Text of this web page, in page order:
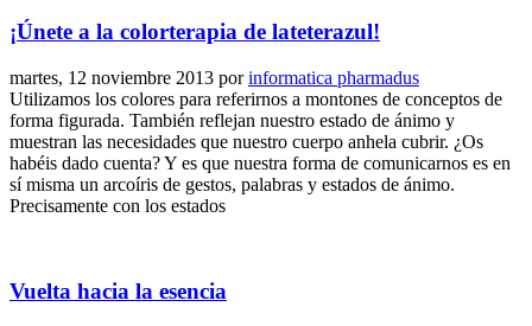
¡Únete a la colorterapia de lateterazul!
martes, 12 noviembre 2013 porinformatica pharmadus
Utilizamos los colores para referirnos a montones de conceptos de
forma figurada. También reflejan nuestro estado de ánimo y
muestran las necesidades que nuestro cuerpo anhela cubrir. ¿Os
habéis dado cuenta? Y es que nuestra forma de comunicarnos es en
sí misma un arcoíris de gestos, palabras y estados de ánimo.
Precisamente con los estados
Vuelta hacia la esencia